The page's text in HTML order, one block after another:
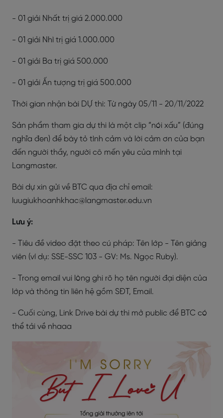
- 01 giải Nhất trị giá 2.000.000
- 01 giải Nhì trị giá 1.000.000
- 01 giải Ba trị giá 500.000
- 01 giải Ấn tượng trị giá 500.000
Thời gian nhận bài DỰ thi: Từ ngày 05/11 - 20/11/2022
Sản phẩm tham gia dự thi là một clip “nói xấu” (đúng
nghĩa đen) để bày tỏ tình cảm và lời cảm ơn của bạn
đến người thầy, người cô mến yêu của mình tại
Langmaster.
Bài dự xin gửi về BTC qua địa chỉ email:
luugiukhoanhkhac@langmaster.edu.vn
Lưu ý:
- Tiêu đề video đặt theo cú pháp: Tên lớp - Tên giảng
viên (ví dụ: SSE-SSC 103 - GV: Ms. Ngọc Ruby).
- Trong email vui lòng ghi rõ họ tên người đại diện của
lớp và thông tin liên hệ gồm SĐT, Email.
- Cuối cùng, Link Drive bài dự thi mở public để BTC có
thể tải về nhaaa